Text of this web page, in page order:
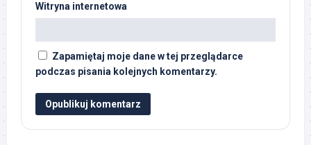
Witryna internetowa
Zapamiętaj moje dane w tej przeglądarce
podczas pisania kolejnych komentarzy.